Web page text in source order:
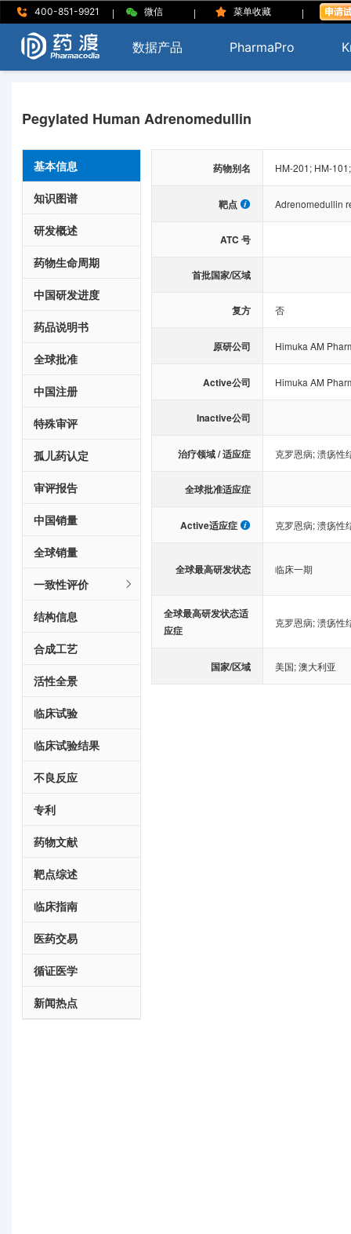
400-851-9921 | 微信 | 菜单收藏 |
数据产品 PharmaPro
Pegylated Human Adrenomedullin
基本信息
知识图谱
研发概述
药物生命周期
中国研发进度
药品说明书
全球批准
中国注册
特殊审评
孤儿药认定
审评报告
中国销量
全球销量
一致性评价
结构信息
合成工艺
活性全景
临床试验
临床试验结果
不良反应
专利
药物文献
靶点综述
临床指南
医药交易
循证医学
新闻热点
药物别名 HM-201; HM-
靶点 Adrenomedullin
ATC 号
首批国家/区域
复方 否
原研公司 Himuka AM
Active公司 Himuka AM
Inactive公司
治疗领域 / 适应症 克罗恩病;溃疡性
全球批准适应症
Active适应症 克罗恩病;溃疡性
全球最高研发状态 临床一期
全球最高研发状态适
应症
克罗恩病;溃疡性
国家/区域 美国;澳大利亚